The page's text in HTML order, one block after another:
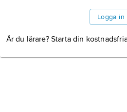
Logga in
Är du lärare? Starta din